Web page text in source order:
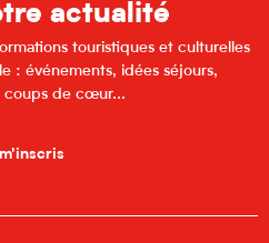
actualité
touristiques et culturelles
: événements, idées séjours,
coups de cœur...